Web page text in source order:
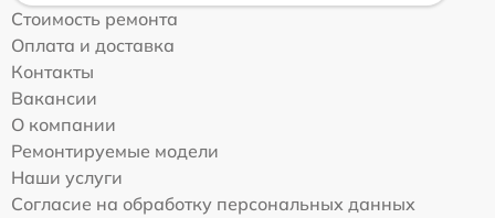
Стоимость ремонта
Оплата и доставка
Контакты
Вакансии
О компании
Ремонтируемые модели
Наши услуги
Согласие на обработку персональных данных